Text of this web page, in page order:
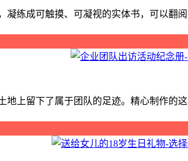
练成可触摸、可凝视的实体书，可以翻
上留下了属于团队的足迹。精心制作的